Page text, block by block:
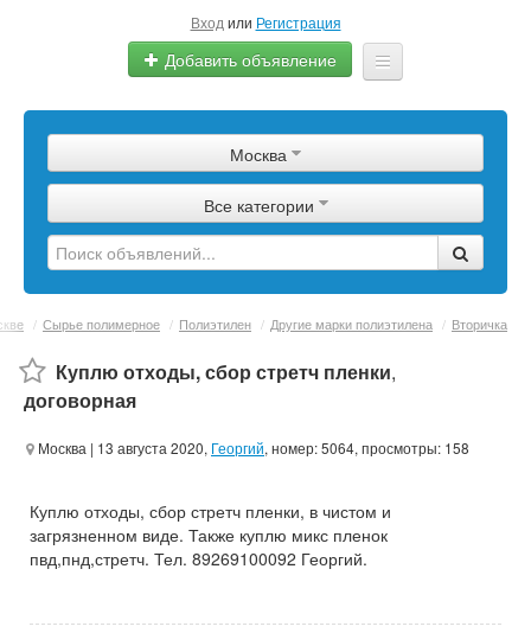
Вход или Регистрация
Добавить объявление
Сырье
Изделия
Оборудование
Услуги
Еще
Москва
Все категории
/ Сырье полимерное / Полиэтилен / Другие марки полиэтилена / Вторичка
Куплю отходы, сбор стретч пленки,
договорная
Москва | 13 августа 2020, Георгий, номер: 5064, просмотры: 158
Куплю отходы, сбор стретч пленки, в чистом и
загрязненном виде. Также куплю микс пленок
пвд,пнд,стретч. Тел. 89269100092 Георгий.